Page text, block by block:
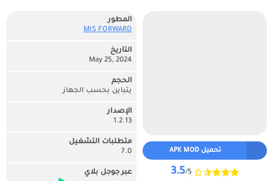
تحميل APK MOD
3.5/5
المطور
MIS FORWARD‏
التاريخ
May 25, 2024
الحجم
يتباين بحسب الجهاز
الإصدار
1.2.13
متطلبات التشغيل
7.0
عبر جوجل بلاي